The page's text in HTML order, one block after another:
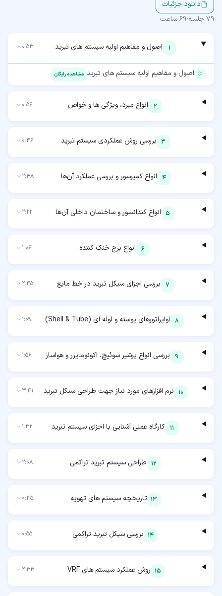
دانلود جزئیات
79جلسه·69 ساعت
1 اصول و مفاهیم اولیه سیستم های تبرید 0:53
اصول و مفاهیم اولیه سیستم های تبرید مشاهده رایگان
2 انواع مبرد، ویژگی ها و خواص 0:56
3 بررسی روش عملکردی سیستم تبرید 0:46
4 انواع کمپرسور و بررسی عملکرد آن‌ها 2:48
5 انواع کندانسور و ساختمان داخلی آن‌ها 2:22
6 انواع برج خنک کننده 1:06
7 بررسی اجزای سیکل تبرید در خط مایع 2:45
8 اواپراتورهای پوسته و لوله ای (Shell & Tube) 1:09
9 بررسی انواع پرشیر سوئیچ، اکونومایزر و هواساز 1:56
10 نرم افزارهای مورد نیاز جهت طراحی سیکل تبرید 3:41
11 کارگاه عملی آشنایی با اجزای سیستم تبرید 1:32
12 طراحی سیستم تبرید تراکمی 2:08
13 تاریخچه سیستم های تهویه 0:35
14 بررسی سیکل تبرید تراکمی 0:55
15 روش عملکرد سیستم های VRF 2:33